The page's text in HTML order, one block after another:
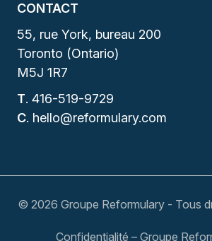
CONTACT
55, rue York, bureau 200
Toronto (Ontario)
M5J 1R7
T. 416-519-9729
C. hello@reformulary.com
© 2026 Groupe Reformulary - Tous
Confidentialité – Groupe